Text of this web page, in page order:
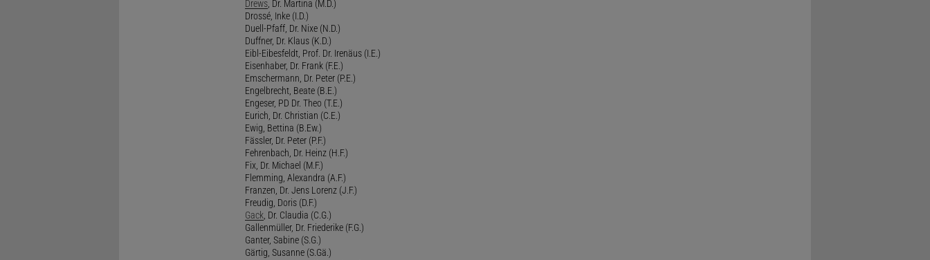
Drews, Dr. Martina (M.D.)
Drossé, Inke (I.D.)
Duell-Pfaff, Dr. Nixe (N.D.)
Duffner, Dr. Klaus (K.D.)
Eibl-Eibesfeldt, Prof. Dr. Irenäus (I.E.)
Eisenhaber, Dr. Frank (F.E.)
Emschermann, Dr. Peter (P.E.)
Engelbrecht, Beate (B.E.)
Engeser, PD Dr. Theo (T.E.)
Eurich, Dr. Christian (C.E.)
Ewig, Bettina (B.Ew.)
Fässler, Dr. Peter (P.F.)
Fehrenbach, Dr. Heinz (H.F.)
Fix, Dr. Michael (M.F.)
Flemming, Alexandra (A.F.)
Franzen, Dr. Jens Lorenz (J.F.)
Freudig, Doris (D.F.)
Gack, Dr. Claudia (C.G.)
Gallenmüller, Dr. Friederike (F.G.)
Ganter, Sabine (S.G.)
Gärtig, Susanne (S.Gä.)